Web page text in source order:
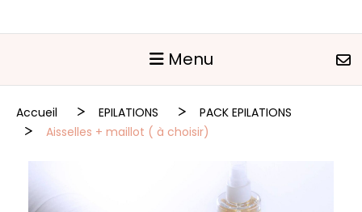
Menu
Accueil EPILATIONS
PACK EPILATIONS
Aisselles + maillot ( à choisir)